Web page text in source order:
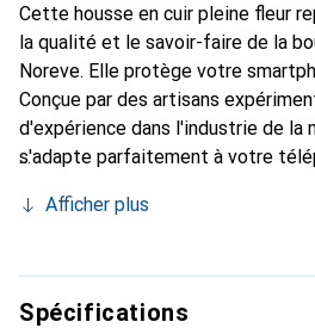
Cette housse en cuir pleine fleur
la qualité et le savoir-faire de la
Noreve. Elle protège votre
Conçue par des artisans
d'expérience dans l'industrie de la
s'adapte parfaitement à votre
peau. Elle devient l'accessoire
internationalement pour ses
constitue un choix fiable pour une
Afficher plus
Spécifications